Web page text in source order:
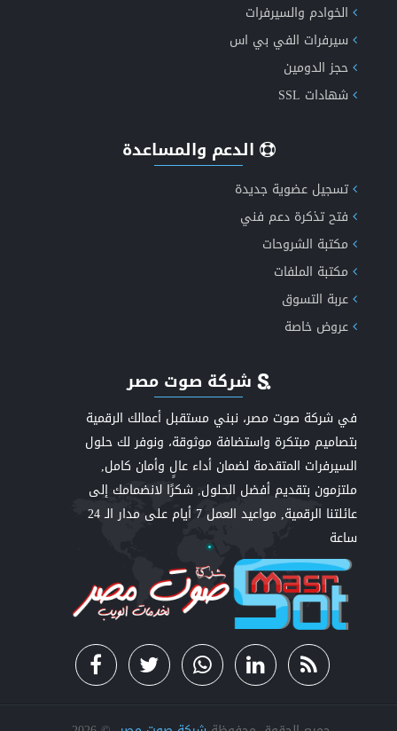
عروض الاستضافة الأكثر موثوقيةالخوادم والسيرفرات
سيرفرات الفي بي اس
حجز الدومين
شهادات SSL
الدعم والمساعدة
تسجيل عضوية جديدة
فتح تذكرة دعم فني
مكتبة الشروحات
مكتبة الملفات
عربة التسوق
عروض خاصة
شركة صوت مصر
في شركة صوت مصر، نبني مستقبل أعمالك الرقمية
بتصاميم مبتكرة واستضافة موثوقة، ونوفر لك حلول
السيرفرات المتقدمة لضمان أداء عالٍ وأمان كامل,
ملتزمون بتقديم أفضل الحلول, شكرًا لانضمامك إلى
عائلتنا الرقمية, مواعيد العمل 7 أيام على مدار الـ 24
ساعة